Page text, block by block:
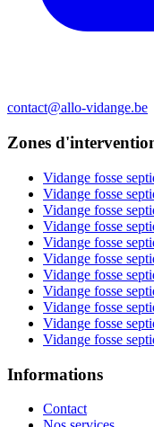
contact@allo-vidange.be
Zones
Vidange fosse
Vidange fosse
Vidange fosse
Vidange fosse
Vidange fosse
Vidange fosse
Vidange fosse
Vidange fosse
Vidange fosse
Vidange fosse
Vidange fosse
Informations
Contact